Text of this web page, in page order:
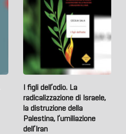
I figli dell’odio. La
radicalizzazione di Israele,
la distruzione della
Palestina, l’umiliazione
dell’Iran